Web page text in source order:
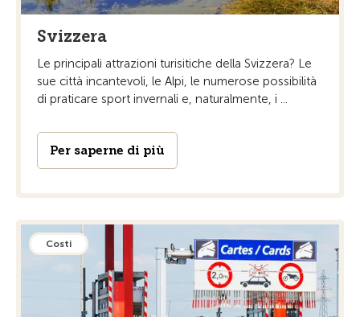
Svizzera
Le principali attrazioni turisitiche della Svizzera? Le
sue città incantevoli, le Alpi, le numerose possibilità
di praticare sport invernali e, naturalmente, i ...
Per saperne di più
Costi